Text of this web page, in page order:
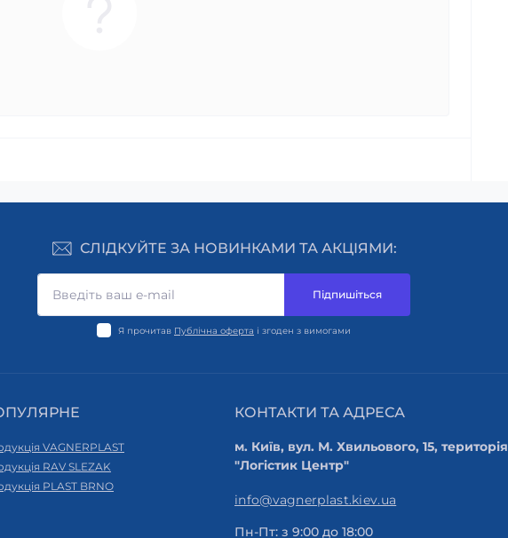
СЛІДКУЙТЕ ЗА НОВИНКАМИ ТА АКЦІЯМИ:
Підпишіться
Я прочитав Публічна оферта і згоден з вимогами
VAGNERPLAST
RAV SLEZAK
PLAST BRNO
КОНТАКТИ ТА АДРЕСА
м. Київ, вул. М. Хвильового, 15, територія
"Логістик Центр"
info@vagnerplast.kiev.ua
Пн-Пт: з 9:00 до 18:00